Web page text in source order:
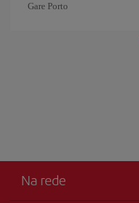
Gare Porto
Na rede